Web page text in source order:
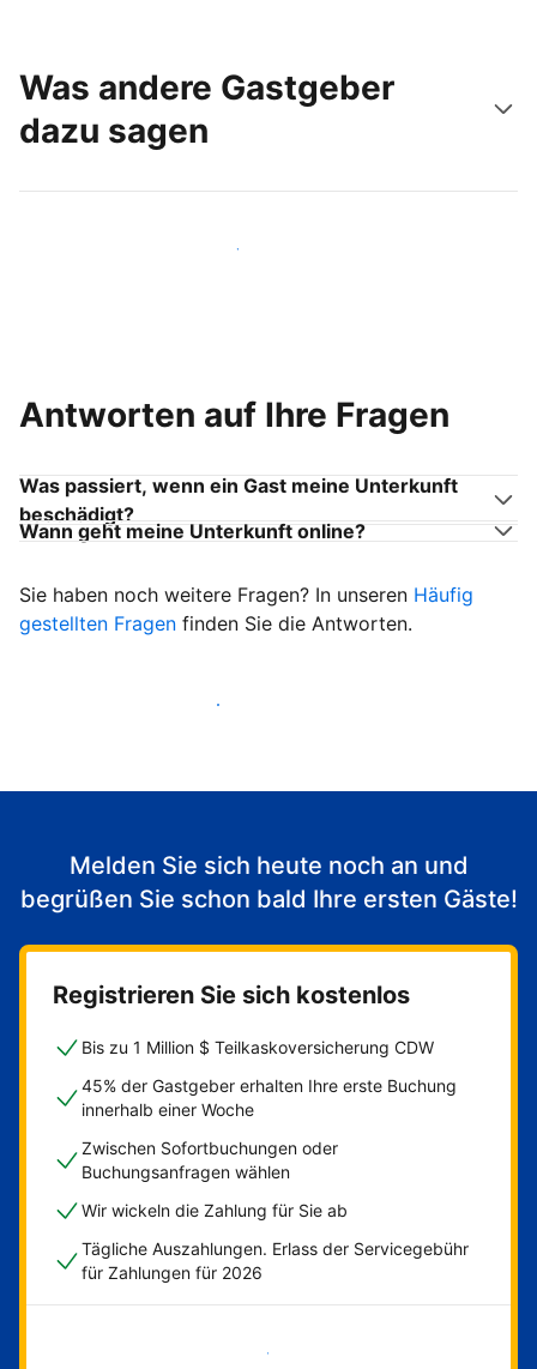
Was andere Gastgeber
dazu sagen
Schließen Sie sich Gastgebern wie Ihnen an
Antworten auf Ihre Fragen
Was passiert, wenn ein Gast meine Unterkunft
beschädigt?
Wann geht meine Unterkunft online?
Sie haben noch weitere Fragen? In unseren Häufig
gestellten Fragen finden Sie die Antworten.
Heißen Sie ab sofort Gäste willkommen
Melden Sie sich heute noch an und
begrüßen Sie schon bald Ihre ersten Gäste!
Registrieren Sie sich kostenlos
Bis zu 1 Million $ Teilkaskoversicherung CDW
45% der Gastgeber erhalten Ihre erste Buchung
innerhalb einer Woche
Zwischen Sofortbuchungen oder
Buchungsanfragen wählen
Wir wickeln die Zahlung für Sie ab
Tägliche Auszahlungen. Erlass der Servicegebühr
für Zahlungen für 2026
Jetzt loslegen